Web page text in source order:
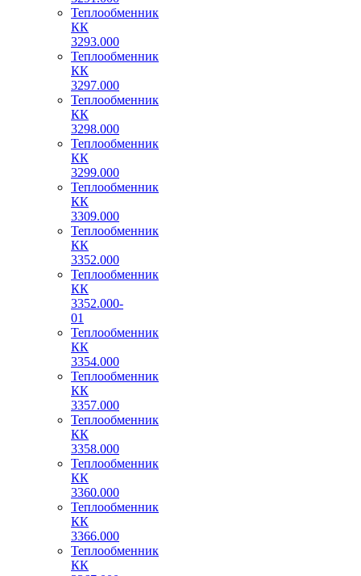
Теплообменник
КК
3293.000
Теплообменник
КК
3297.000
Теплообменник
КК
3298.000
Теплообменник
КК
3299.000
Теплообменник
КК
3309.000
Теплообменник
КК
3352.000
Теплообменник
КК
3352.000-
01
Теплообменник
КК
3354.000
Теплообменник
КК
3357.000
Теплообменник
КК
3358.000
Теплообменник
КК
3360.000
Теплообменник
КК
3366.000
Теплообменник
КК